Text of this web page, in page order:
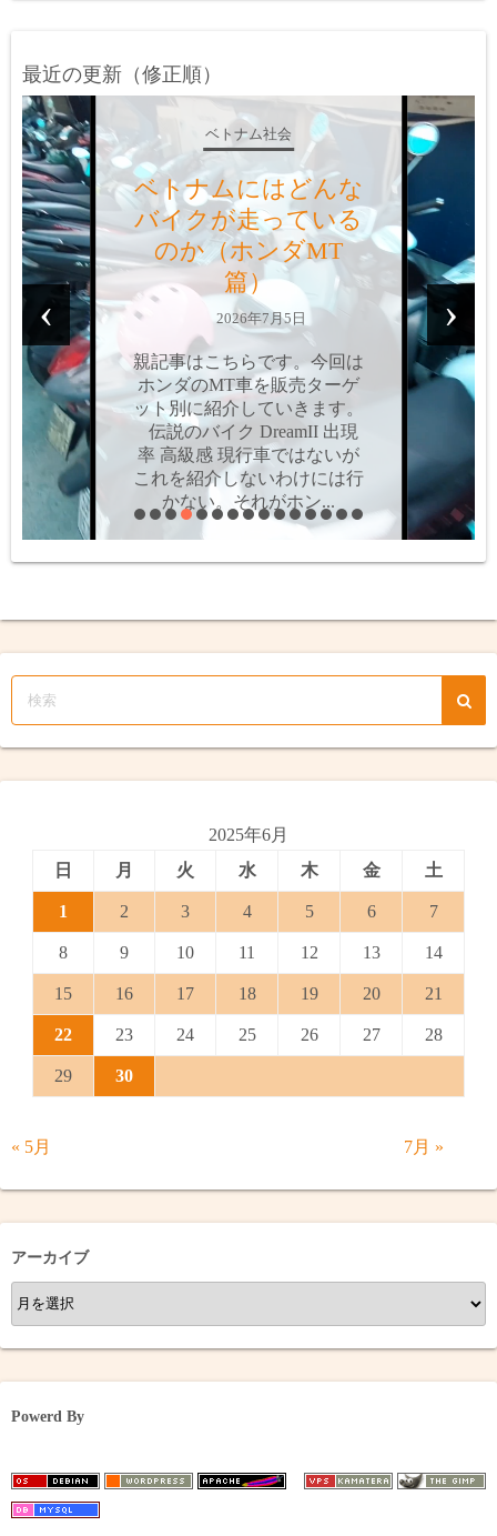
最近の更新（修正順）
ベトナム社会
ベトナムにはどんな
バイクが走っている
のか？（ホンダAT
篇）
2026年6月9日
親記事はこちらです。今回は
ホンダのAT車を、販売ター
ゲット別に紹介していきま
す。個人的にはAT車って嫌
いなんですよね。操作感の問
題や値段の問題だけではな
く、最大の難点は「両手を離
せない」こと。MT車だ...
‹ ›
2025年6月
日
月 火 水 木 金 土
1 2 3 4 5 6 7
8 9 10 11 12 13 14
15 16 17 18 19 20 21
22 23 24 25 26 27 28
29 30
« 5月 7月 »
アーカイブ
ア
ー
カ
イ
ブ
Powerd By